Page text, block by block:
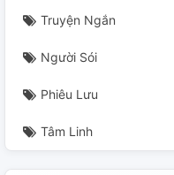
Truyện Ngắn
Người Sói
Phiêu Lưu
Tâm Linh